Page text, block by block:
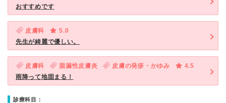
おすすめです
皮膚科
5.0
先生が綺麗で優しい。
皮膚科 脂漏性皮膚炎 皮膚の発疹・かゆみ
4.5
雨降って地固まる！
診療科目：